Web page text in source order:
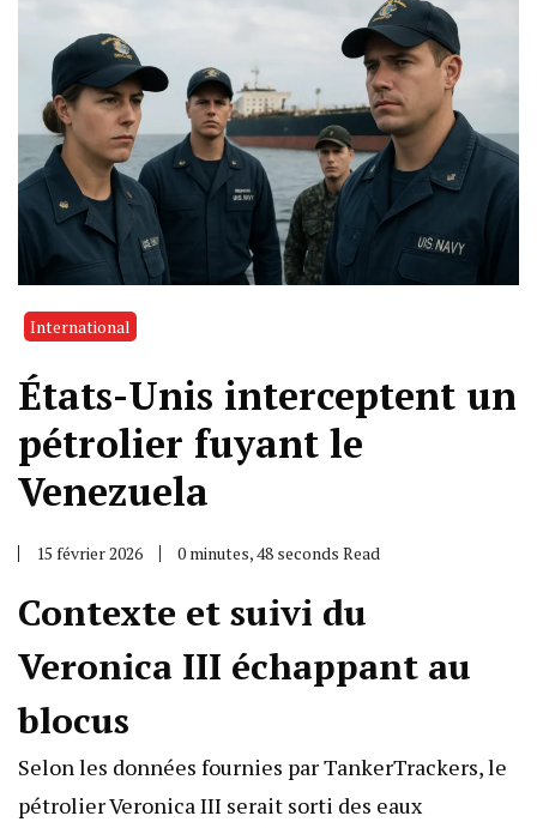
International
États-Unis interceptent un
pétrolier fuyant le
Venezuela
15 février 2026 0 minutes, 48 seconds Read
Contexte et suivi du
Veronica III échappant au
blocus
Selon les données fournies par TankerTrackers, le
pétrolier Veronica III serait sorti des eaux